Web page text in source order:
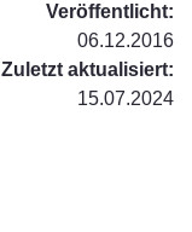
Veröffentlicht:
06.12.2016
Zuletzt aktualisiert:
15.07.2024